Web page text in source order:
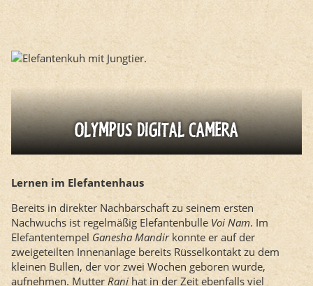
OLYMPUS DIGITAL CAMERA
Lernen im Elefantenhaus
Bereits in direkter Nachbarschaft zu seinem ersten
Nachwuchs ist regelmäßig Elefantenbulle Voi Nam. Im
Elefantentempel Ganesha Mandirkonnte er auf der
zweigeteilten Innenanlage bereits Rüsselkontakt zu dem
kleinen Bullen, der vor zwei Wochen geboren wurde,
aufnehmen. MutterRani hat in der Zeit ebenfalls viel